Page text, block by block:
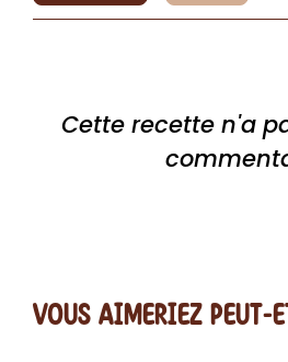
Cette recette n'a
vous AIMERiEZ PEUT-